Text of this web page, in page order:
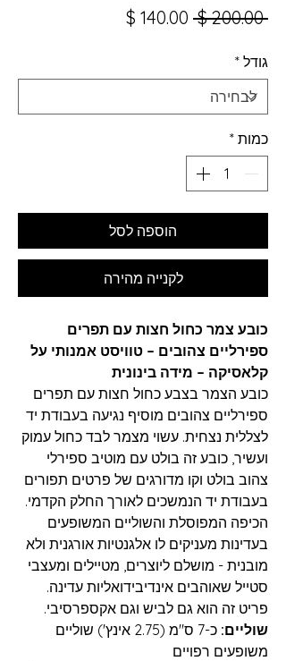
‏200.00 ‏$
מחיר
מחיר
גודל *
כמות *
הוספה לסל
לקנייה מהירה
כובע צמר כחול חצות עם תפרים
ספירליים צהובים – טוויסט אמנותי על
קלאסיקה – מידה בינונית
כובע הצמר בצבע כחול חצות עם תפרים
ספירליים צהובים מוסיף נגיעה בעבודת יד
לצללית נצחית. עשוי מצמר לבד כחול עמוק
ועשיר, כובע זה בולט עם מוטיב ספירלי
צהוב בולט וקו מדורגים של פרטים תפורים
בעבודת יד הנמשכים לאורך החלק הקדמי.
הכיפה המפוסלת והשוליים המשופעים
בעדינות מעניקים לו אלגנטיות אורגנית ולא
מובנית - מושלם ליוצרים, מטיילים ומעצבי
סטייל שאוהבים אינדיבידואליות עדינה.
פריט זה הוא גם לביש וגם אקספרסיבי.
שוליים:
כ-7 ס"מ (2.75 אינץ') שוליים
משופעים רפויים